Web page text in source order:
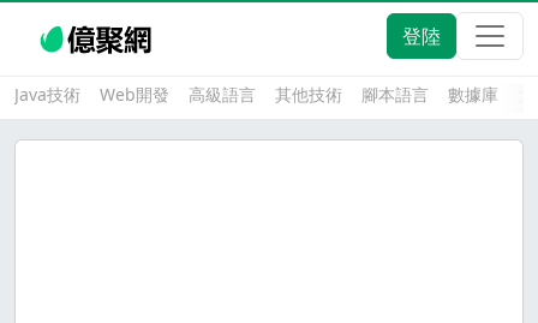
登陸
Java技術 Web開發 高級語言 其他技術 腳本語言 數據庫